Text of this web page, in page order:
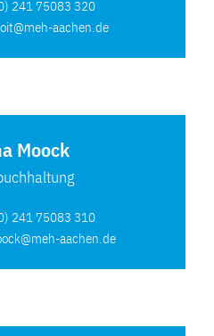
241 75083 320
aachen.de
Moock
241 75083 310
aachen.de